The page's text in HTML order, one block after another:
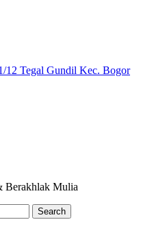
12 Tegal Gundil Kec. Bogor
Berakhlak Mulia